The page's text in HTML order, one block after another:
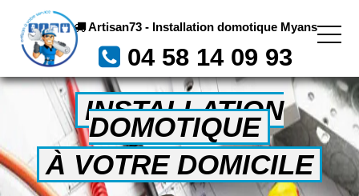
Artisan73 - Installation domotique Myans
04 58 14 09 93
INSTALLATION
DOMOTIQUE
À VOTRE DOMICILE